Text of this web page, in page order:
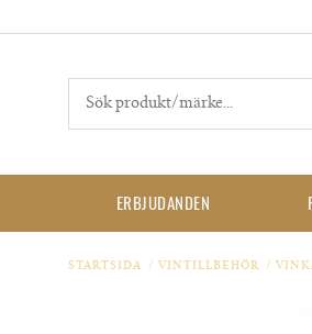
ERBJUDANDEN
STARTSIDA / VINTILLBEHÖR /